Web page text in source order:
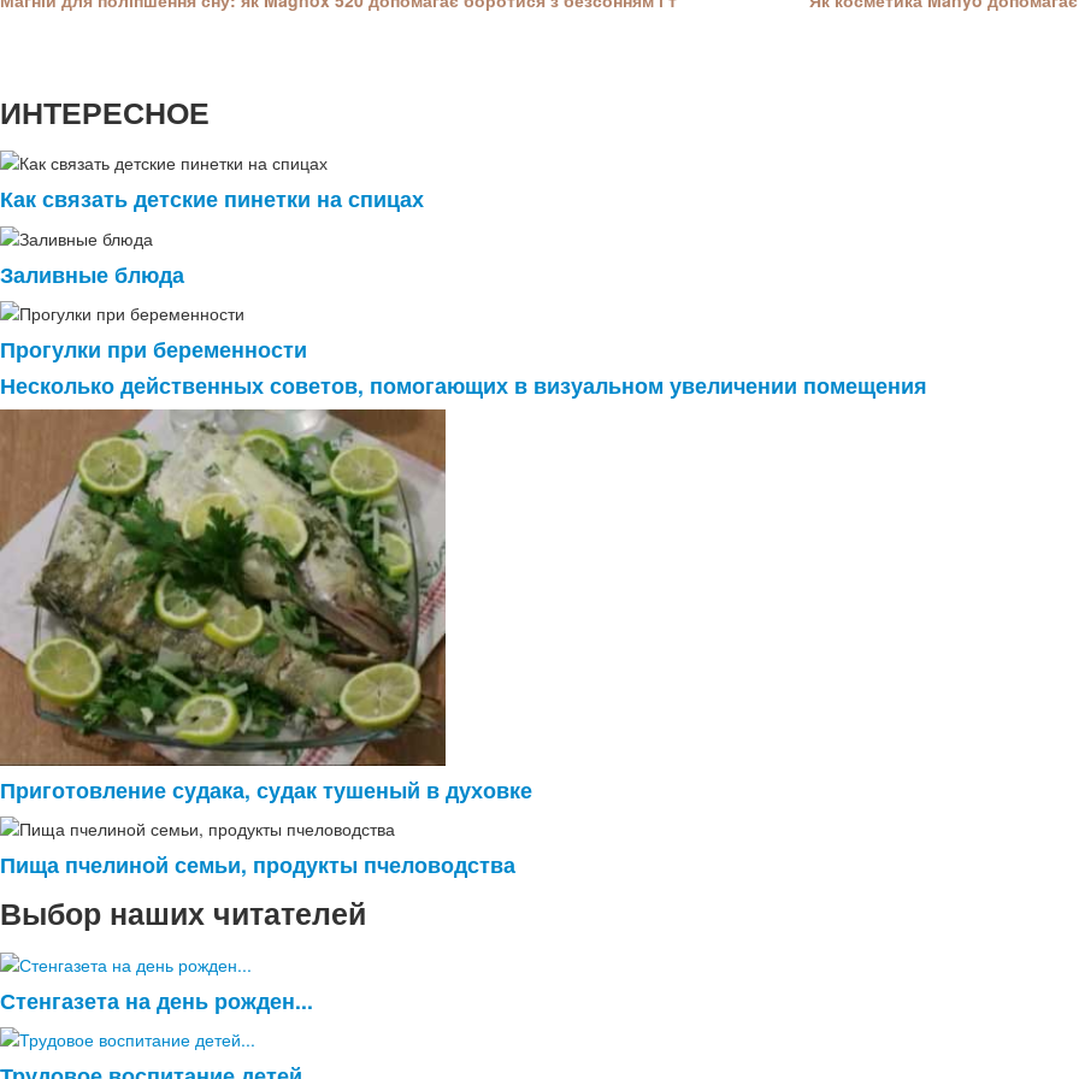
ИНТЕРЕСНОЕ
Как связать детские пинетки на спицах
Заливные блюда
Прогулки при беременности
Несколько действенных советов, помогающих в визуальном увеличении помещения
Приготовление судака, судак тушеный в духовке
Пища пчелиной семьи, продукты пчеловодства
Выбор наших читателей
Стенгазета на день рожден...